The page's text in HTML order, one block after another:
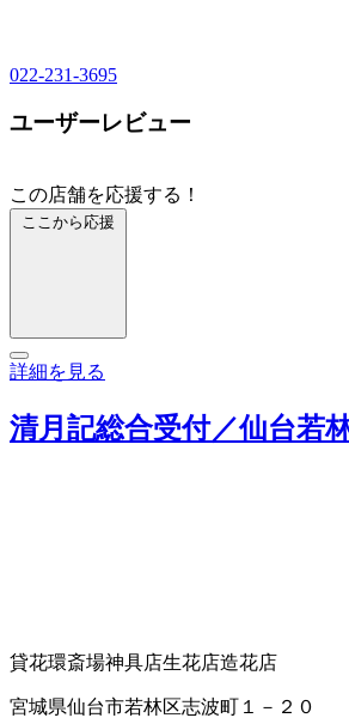
022-231-3695
ユーザーレビュー
この店舗を応援する！
ここから応援
詳細を見る
清月記総合受付／仙台若
貸花環斎場神具店生花店造花店
宮城県仙台市若林区志波町１－２０